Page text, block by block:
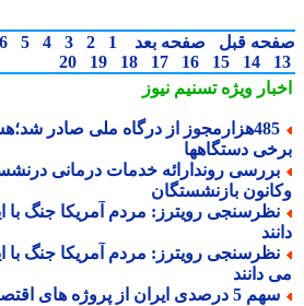
قبل صفحه بعد 1
2
3
4
5
6
7
14
15
16
17
18
19
20
ویژهتسنیم نیوز
485هزارمجوز از درگاه ملی صادر
دستگاهها
روندارائه خدمات درمانی درنشست
بازنشستگان
رویترز: مردم آمریکا جنگ با
رویترز: مردم آمریکا جنگ با
دانند
ایران از پروژه های اقتصادی منطقه خلیج فارس